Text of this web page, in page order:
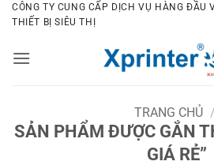
Bỏ
qua
dung
CÔNG TY CUNG CẤP DỊCH VỤ HÀNG ĐẦU
THIẾT BỊ SIÊU THỊ
TRANG CHỦ /
SẢN PHẨM ĐƯỢC GẮN
GIÁ RẺ”